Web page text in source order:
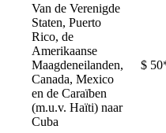
Van de Verenigde
Staten, Puerto
Rico, de
Amerikaanse
Maagdeneilanden,
Canada, Mexico
en de Caraïben
(m.u.v. Haïti) naar
Cuba
$